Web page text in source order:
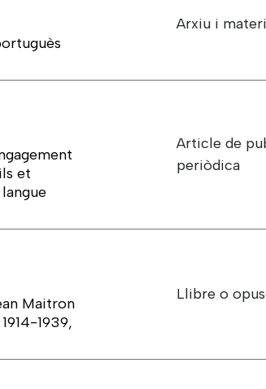
Arxiu i
et
Article de
periòdica
Maitron
1939,
Llibre o